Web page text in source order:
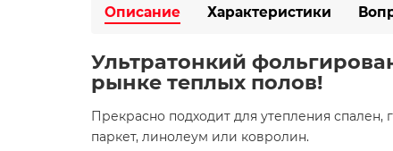
Описание Характеристики
Ультратонкий
рынке теплых полов!
Прекрасно подходит для утепления
паркет, линолеум или ковролин.